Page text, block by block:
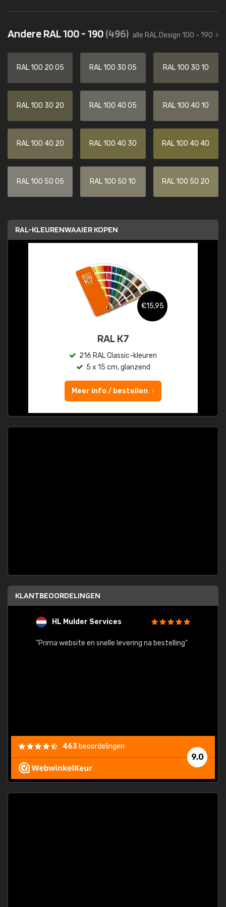
Andere RAL 100 - 190(496) alle RAL Design 100 - 190
RAL 100 20 05 RAL 100 30 05 RAL 100 30 10
RAL 100 30 20 RAL 100 40 05 RAL 100 40 10
RAL 100 40 20 RAL 100 40 30 RAL 100 40 40
RAL 100 50 05 RAL 100 50 10 RAL 100 50 20
RAL-KLEURENWAAIER KOPEN
€15,95
RAL K7
216 RAL Classic-kleuren
5 x 15 cm, glanzend
Meer info / bestellen
KLANTBEOORDELINGEN
HL Mulder Services
"Prima website en snelle levering na bestelling"
9,0
463 beoordelingen